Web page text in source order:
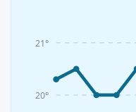
20°
21°